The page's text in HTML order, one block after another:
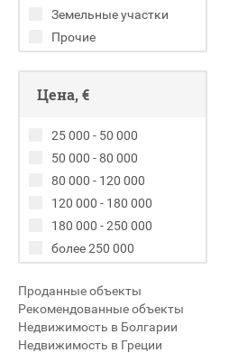
Земельные участки
Прочие
Цена, €
25 000 - 50 000
50 000 - 80 000
80 000 - 120 000
120 000 - 180 000
180 000 - 250 000
более 250 000
Проданные объекты
Рекомендованные объекты
Недвижимость в Болгарии
Недвижимость в Греции